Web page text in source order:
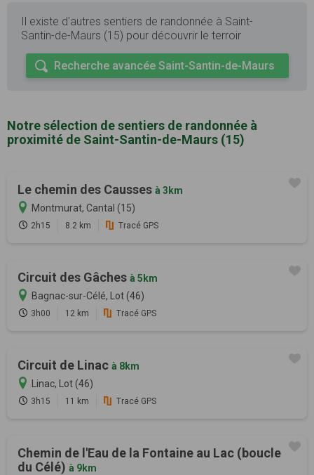
Il existe d'autres sentiers de randonnée à Saint-
Santin-de-Maurs (15) pour découvrir le terroir
Recherche avancée Saint-Santin-de-Maurs
Notre sélection de sentiers de randonnée à
proximité de Saint-Santin-de-Maurs (15)
Le chemin des Causses à 3km
Montmurat, Cantal (15)
2h15 8.2 km Tracé GPS
Circuit des Gâches à 5km
Bagnac-sur-Célé, Lot (46)
3h00 12 km Tracé GPS
Circuit de Linac à 8km
Linac, Lot (46)
3h15 11 km Tracé GPS
Chemin de l'Eau de la Fontaine au Lac (boucle
du Célé) à 9km